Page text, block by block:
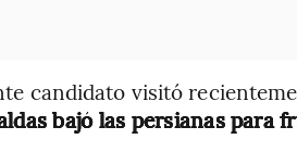
candidato visitó
bajó las persianas para